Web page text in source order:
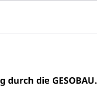
die GESOBAU.